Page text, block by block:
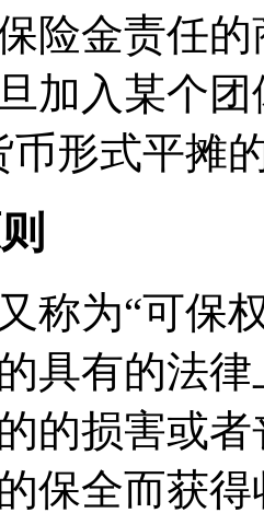
险金责任
加入某个
币形式平摊
称为“可保
具有的法
的损害或
保全而获